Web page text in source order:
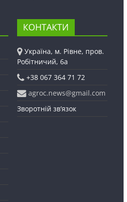
КОНТАКТИ
Україна, м. Рівне, пров.
Робітничий, 6а
+38 067 364 71 72
agroc.news@gmail.com
Зворотній зв’язок